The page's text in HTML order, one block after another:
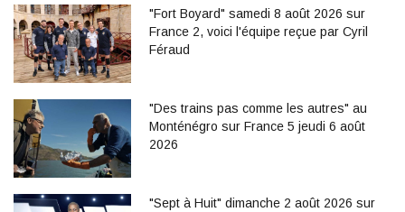
"Fort Boyard" samedi 8 août 2026 sur
France 2, voici l'équipe reçue par Cyril
Féraud
"Des trains pas comme les autres" au
Monténégro sur France 5 jeudi 6 août
2026
"Sept à Huit" dimanche 2 août 2026 sur